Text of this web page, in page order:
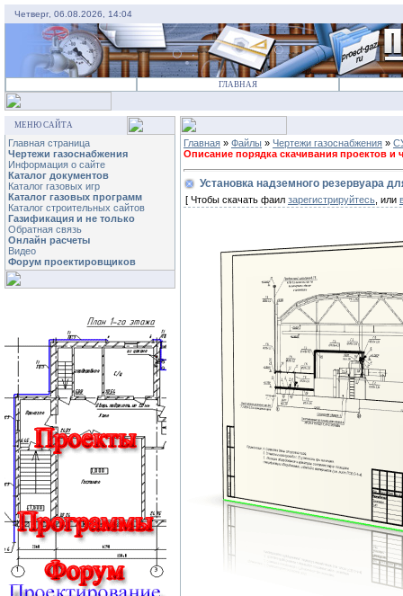
Четверг, 06.08.2026, 14:04
ГЛАВНАЯ
МЕНЮ САЙТА
Главная страница
Чертежи газоснабжения
Информация о сайте
Каталог документов
Каталог газовых игр
Каталог газовых программ
Каталог строительных сайтов
Газификация и не только
Обратная связь
Онлайн расчеты
Видео
Форум проектировщиков
Главная » Файлы » Чертежи газоснабжения »
Описание порядка скачивания проектов и
Установка надземного резервуара
[ Чтобы скачать фаил зарегистрируйтесь , или